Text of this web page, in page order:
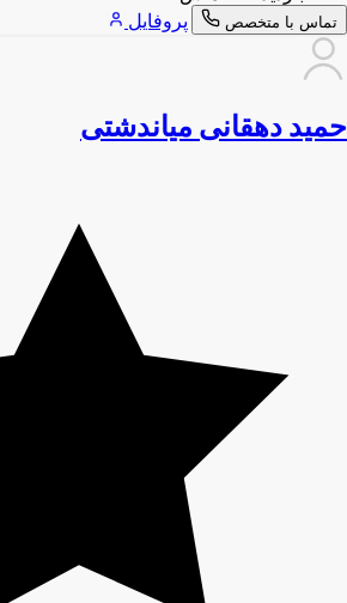
تماس با متخصص پروفایل
حمید دهقانی میاندشتی